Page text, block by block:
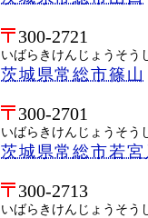
300-2721
いばらきけんじょうそう
茨城県常総市篠山
300-2701
いばらきけんじょうそう
茨城県常総市若宮
300-2713
いばらきけんじょうそう